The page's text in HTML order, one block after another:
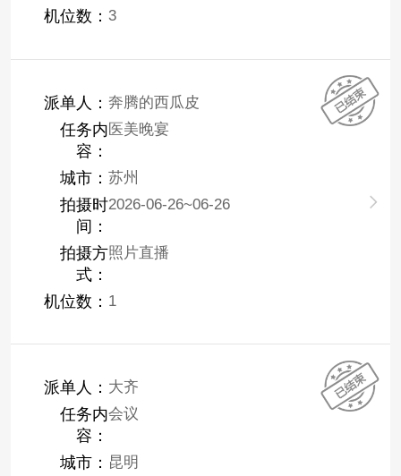
机位数： 3
派单人： 奔腾的西瓜皮
任务内
容：
医美晚宴
城市： 苏州
拍摄时
间：
2026-06-26~06-26
拍摄方
式：
照片直播
机位数： 1
派单人： 大齐
任务内
容：
会议
城市： 昆明